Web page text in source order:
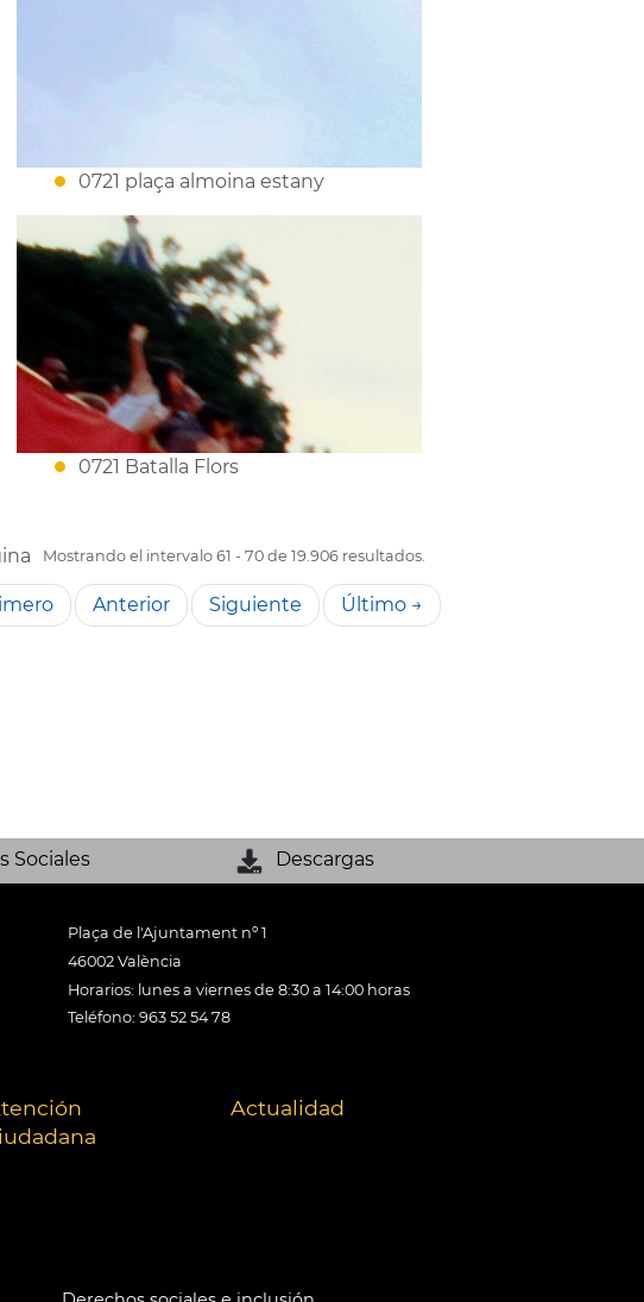
0721 plaça almoina estany
0721 Batalla Flors
Mostrando el intervalo 61 - 70 de 19.906 resultados.
Anterior Siguiente Último →
Sociales Descargas
Plaça de l'Ajuntament nº 1
46002 València
Horarios: lunes a viernes de 8:30 a 14:00 horas
Teléfono: 963 52 54 78
Actualidad